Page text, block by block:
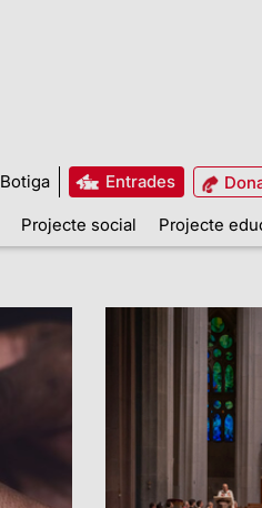
Botiga Entrades
Projecte social Projecte